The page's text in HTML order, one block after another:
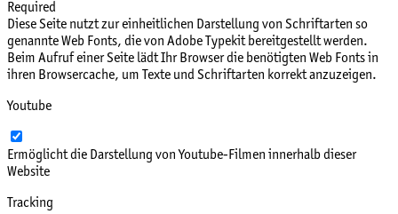
Required
Diese Seite nutzt zur einheitlichen Darstellung von Schriftarten so
genannte Web Fonts, die von Adobe Typekit bereitgestellt werden.
Beim Aufruf einer Seite lädt Ihr Browser die benötigten Web Fonts in
ihren Browsercache, um Texte und Schriftarten korrekt anzuzeigen.
Youtube
Ermöglicht die Darstellung von Youtube-Filmen innerhalb dieser
Website
Tracking